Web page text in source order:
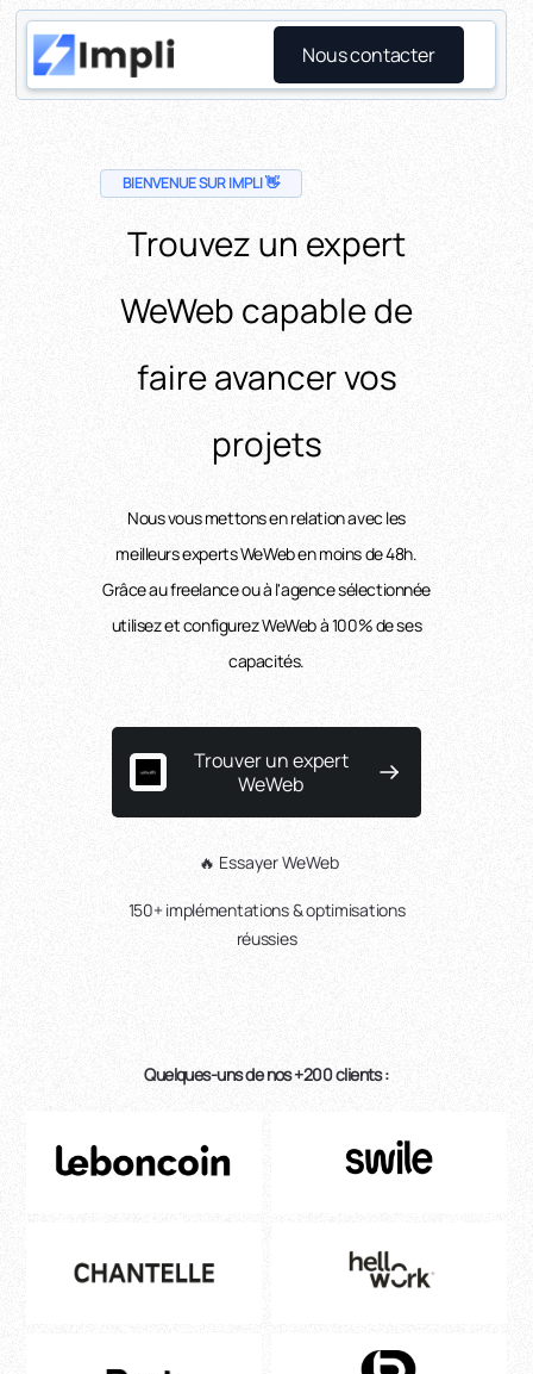
Nous contacter
BIENVENUE SUR IMPLI 👋
Trouvez un expert
WeWeb capable de
faire avancer vos
projets
Nous vous mettons en relation avec les
meilleurs experts WeWeb en moins de 48h.
Grâce au freelance ou à l'agence sélectionnée
utilisez et configurez WeWeb à 100% de ses
capacités.
Trouver un expert
WeWeb
🔥 Essayer WeWeb
150+ implémentations & optimisations
réussies
Quelques-uns de nos +200 clients :